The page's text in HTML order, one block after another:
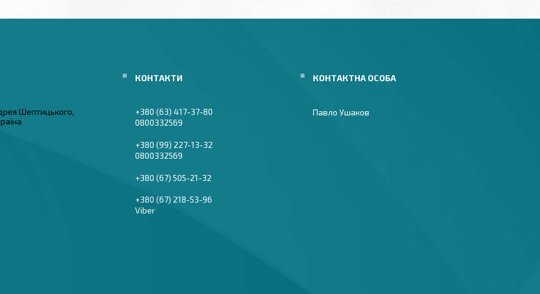
Шептицького,
+380 (63) 417-37-80
0800332569
+380 (99) 227-13-32
0800332569
+380 (67) 505-21-32
+380 (67) 218-53-96
Viber
Павло Ушаков